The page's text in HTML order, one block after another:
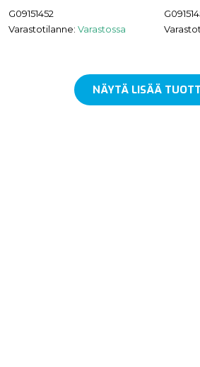
G09151452
Varastotilanne: Varastossa
NÄYTÄ LISÄÄ